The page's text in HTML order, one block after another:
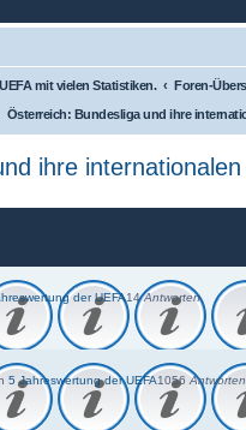
mit vielen Statistiken.
Foren-
Österreich: Bundesliga und ihre
ihre
der UEFA14Antworten
5 Jahreswertung der UEFA1056 Antworten